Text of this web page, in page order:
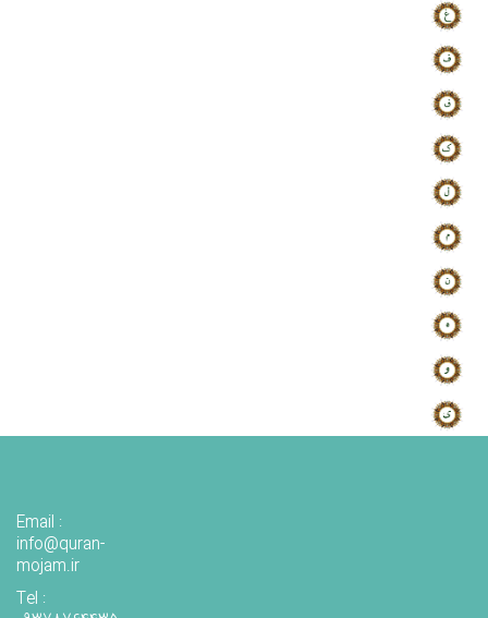
Email :
info@quran-
mojam.ir
Tel :